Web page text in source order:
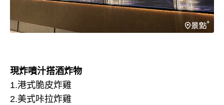
現炸噴汁搭酒炸物
1.港式脆皮炸雞
2.美式咔拉炸雞